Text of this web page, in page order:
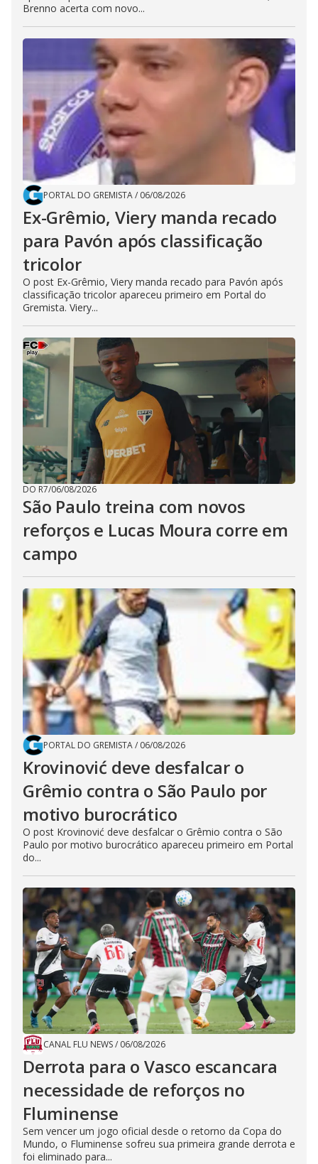
Brenno acerta com novo...
PORTAL DO GREMISTA/ 06/08/2026
Ex-Grêmio, Viery manda recado
para Pavón após classificação
tricolor
O post Ex-Grêmio, Viery manda recado para Pavón após
classificação tricolor apareceu primeiro em Portal do
Gremista. Viery...
DO R7/06/08/2026
São Paulo treina com novos
reforços e Lucas Moura corre em
campo
PORTAL DO GREMISTA/ 06/08/2026
Krovinović deve desfalcar o
Grêmio contra o São Paulo por
motivo burocrático
O post Krovinović deve desfalcar o Grêmio contra o São
Paulo por motivo burocrático apareceu primeiro em Portal
do...
CANAL FLU NEWS/ 06/08/2026
Derrota para o Vasco escancara
necessidade de reforços no
Fluminense
Sem vencer um jogo oficial desde o retorno da Copa do
Mundo, o Fluminense sofreu sua primeira grande derrota e
foi eliminado para...